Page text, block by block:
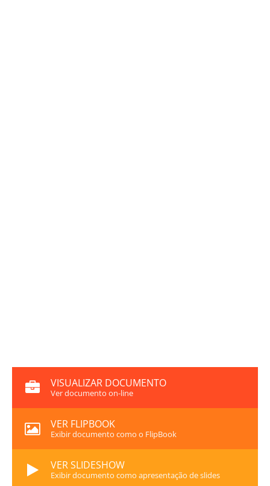
VISUALIZAR DOCUMENTO
Ver documento on-line
VER FLIPBOOK
Exibir documento como o FlipBook
VER SLIDESHOW
Exibir documento como apresentação de slides